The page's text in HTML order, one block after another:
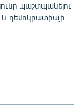
պաշտպանելու
դեմոկրատիայի